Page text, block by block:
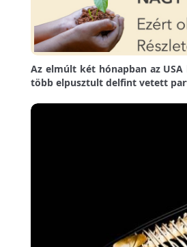
Az elmúlt két hónapban az
több elpusztult delfint vetett